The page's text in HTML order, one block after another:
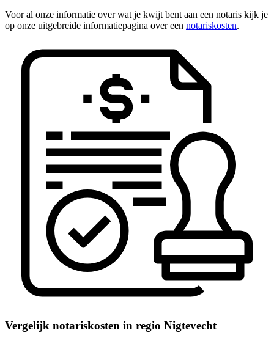
Voor al onze informatie over wat je kwijt bent aan een notaris kijk je
op onze uitgebreide informatiepagina over een notariskosten.
Vergelijk notariskosten in regio Nigtevecht